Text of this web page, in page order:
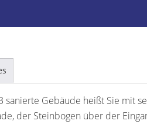
sanierte Gebäude heißt Sie mit
der Steinbogen über der